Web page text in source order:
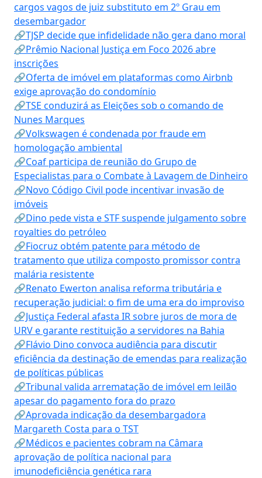
cargos vagos de juiz substituto em 2º Grau em
desembargador
🔗TJSP decide que infidelidade não gera dano moral
🔗Prêmio Nacional Justiça em Foco 2026 abre
inscrições
🔗Oferta de imóvel em plataformas como Airbnb
exige aprovação do condomínio
🔗TSE conduzirá as Eleições sob o comando de
Nunes Marques
🔗Volkswagen é condenada por fraude em
homologação ambiental
🔗Coaf participa de reunião do Grupo de
Especialistas para o Combate à Lavagem de Dinheiro
🔗Novo Código Civil pode incentivar invasão de
imóveis
🔗Dino pede vista e STF suspende julgamento sobre
royalties do petróleo
🔗Fiocruz obtém patente para método de
tratamento que utiliza composto promissor contra
malária resistente
🔗Renato Ewerton analisa reforma tributária e
recuperação judicial: o fim de uma era do improviso
🔗Justiça Federal afasta IR sobre juros de mora de
URV e garante restituição a servidores na Bahia
🔗Flávio Dino convoca audiência para discutir
eficiência da destinação de emendas para realização
de políticas públicas
🔗Tribunal valida arrematação de imóvel em leilão
apesar do pagamento fora do prazo
🔗Aprovada indicação da desembargadora
Margareth Costa para o TST
🔗Médicos e pacientes cobram na Câmara
aprovação de política nacional para
imunodeficiência genética rara